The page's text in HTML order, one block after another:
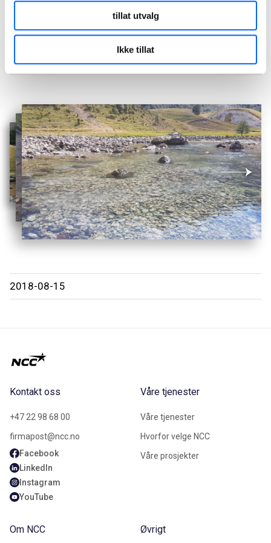
tillat utvalg
Ikke tillat
Site Manager, NCC Industry
+47 913 29 020
2018-08-15
Kontakt oss
+47 22 98 68 00
firmapost@ncc.no
Facebook
LinkedIn
Instagram
YouTube
Våre tjenester
Våre tjenester
Hvorfor velge NCC
Våre prosjekter
Om NCC Øvrigt